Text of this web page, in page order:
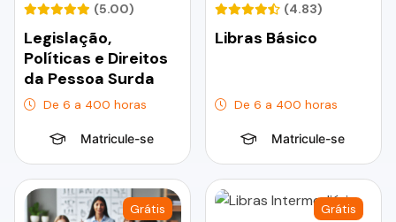
(5.00)
Legislação,
Políticas e Direitos
da Pessoa Surda
De 6 a 400 horas
Matricule-se
(4.83)
Libras Básico
De 6 a 400 horas
Matricule-se
Grátis
Grátis